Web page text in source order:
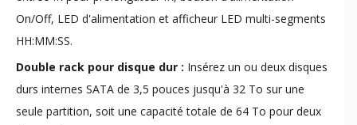
On/Off, LED d'alimentation et afficheur LED multi-segments
HH:MM:SS.
Double rack pour disque dur : Insérez un ou deux disques
durs internes SATA de 3,5 pouces jusqu'à 32 To sur une
seule partition, soit une capacité totale de 64 To pour deux